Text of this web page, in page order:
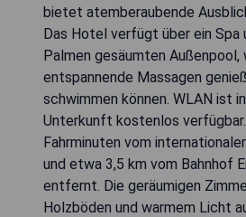
bietet atemberaubende
Das Hotel verfügt über ein Spa
Palmen gesäumten Außenpool,
entspannende Massagen
schwimmen können. WLAN ist
Unterkunft kostenlos
Fahrminuten vom
und etwa 3,5 km vom Bahnhof
entfernt. Die geräumigen
Holzböden und warmem Licht